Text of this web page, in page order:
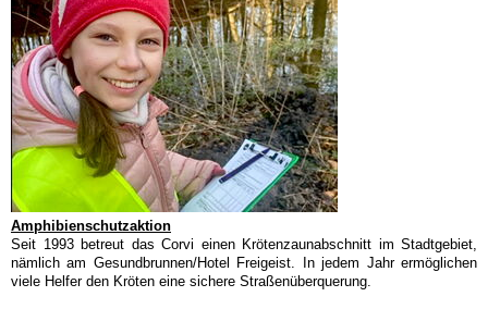
Amphibienschutzaktion
Seit 1993 betreut das Corvi einen Krötenzaunabschnitt im Stadtgebiet,
nämlich am Gesundbrunnen/Hotel Freigeist.
In jedem Jahr ermöglichen
viele Helfer den Kröten eine sichere Straßenüberquerung.